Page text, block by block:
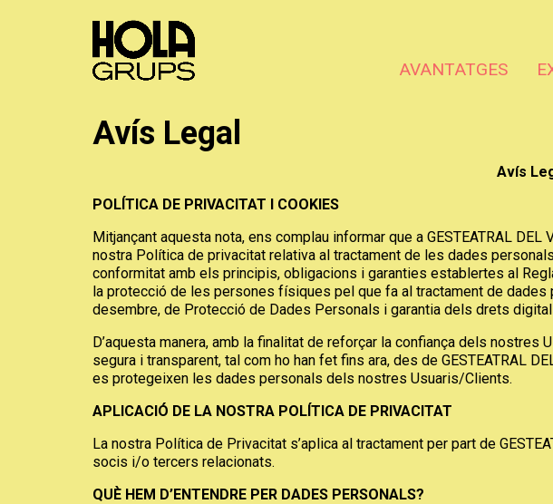
AVANTATGES
Avís Legal
Avís
POLÍTICA DE PRIVACITAT I COOKIES
Mitjançant aquesta nota, ens complau informar que a GESTEATRAL DEL
nostra Política de privacitat relativa al tractament de les dades
conformitat amb els principis, obligacions i garanties establertes al
la protecció de les persones físiques pel que fa al tractament de
desembre, de Protecció de Dades Personals i garantia dels drets
D’aquesta manera, amb la finalitat de reforçar la confiança dels
segura i transparent, tal com ho han fet fins ara, des de GESTEATRAL
es protegeixen les dades personals dels nostres Usuaris/Clients.
APLICACIÓ DE LA NOSTRA POLÍTICA DE PRIVACITAT
La nostra Política de Privacitat s’aplica al tractament per part de
socis i/o tercers relacionats.
QUÈ HEM D’ENTENDRE PER DADES PERSONALS?